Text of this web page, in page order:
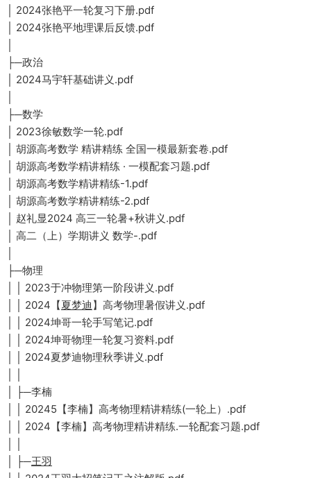
│ 2024张艳平一轮复习下册.pdf
│ 2024张艳平地理课后反馈.pdf
├─政治
│ 2024马宇轩基础讲义.pdf
├─数学
│ 2023徐敏数学一轮.pdf
│ 胡源高考数学 精讲精练 全国一模最新套卷.pdf
│ 胡源高考数学精讲精练 · 一模配套习题.pdf
│ 胡源高考数学精讲精练-1.pdf
│ 胡源高考数学精讲精练-2.pdf
│ 赵礼显2024 高三一轮暑+秋讲义.pdf
│ 高二（上）学期讲义 数学-.pdf
├─物理
│ │ 2023于冲物理第一阶段讲义.pdf
│ │ 2024【夏梦迪 】高考物理暑假讲义.pdf
│ │ 2024坤哥一轮手写笔记.pdf
│ │ 2024坤哥物理一轮复习资料.pdf
│ │ 2024夏梦迪物理秋季讲义.pdf
│ ├─李楠
│ │ 20245【李楠】高考物理精讲精练(一轮上）.pdf
│ │ 2024【李楠】高考物理精讲精练.一轮配套习题.pdf
│ ├─王羽